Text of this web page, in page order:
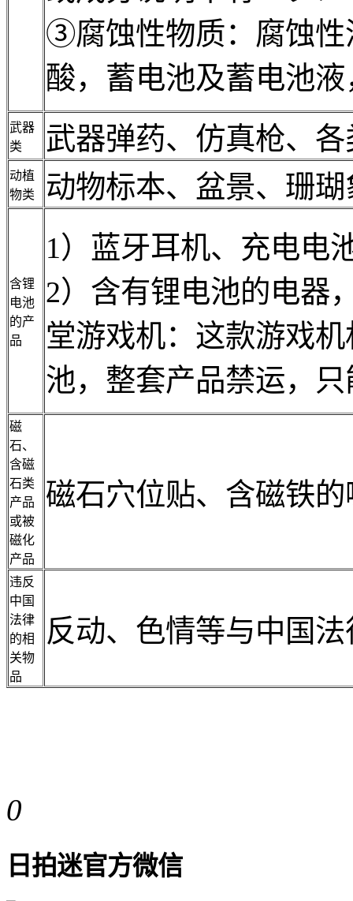
③腐蚀性物质：腐蚀性
酸，蓄电池及蓄电池
武器
类
武器弹药、仿真枪、
动植
物类
动物标本、盆景、珊
含锂
电池
的产
品
1）蓝牙耳机、充电电
2）含有锂电池的电器
堂游戏机：这款游戏
池，整套产品禁运，
磁
石、
含磁
石类
产品
或被
磁化
产品
磁石穴位贴、含磁铁
违反
中国
法律
的相
关物
品
反动、色情等与中国
0
日拍迷官方微信